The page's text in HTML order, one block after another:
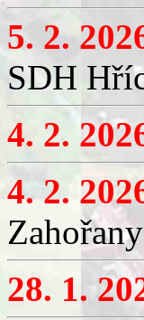
5. 2.
SDH
4. 2.
4. 2.
28. 1.